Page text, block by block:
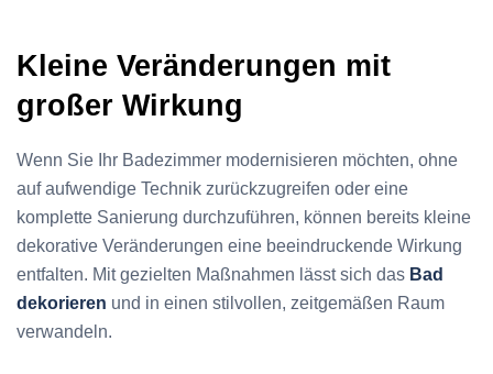
Kleine Veränderungen mit
großer Wirkung
Wenn Sie Ihr Badezimmer modernisieren möchten, ohne
auf aufwendige Technik zurückzugreifen oder eine
komplette Sanierung durchzuführen, können bereits kleine
dekorative Veränderungen eine beeindruckende Wirkung
entfalten. Mit gezielten Maßnahmen lässt sich das Bad
dekorieren und in einen stilvollen, zeitgemäßen Raum
verwandeln.